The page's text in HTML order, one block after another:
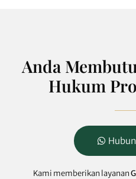
Anda
Hukum
Kami memberikan layanan